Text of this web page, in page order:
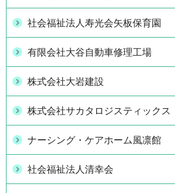
社会福祉法人寿光会矢板保育園
有限会社大谷自動車修理工場
株式会社大岩建設
株式会社サカタロジスティックス
ナーシング・ケアホーム風凛館
社会福祉法人清幸会